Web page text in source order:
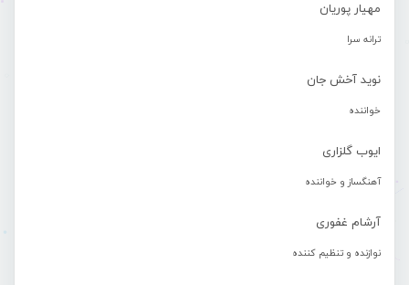
مهیار پوریان
ترانه سرا
نوید آخش جان
خواننده
ایوب گلزاری
آهنگساز و خواننده
آرشام غفوری
نوازنده و تنظیم کننده